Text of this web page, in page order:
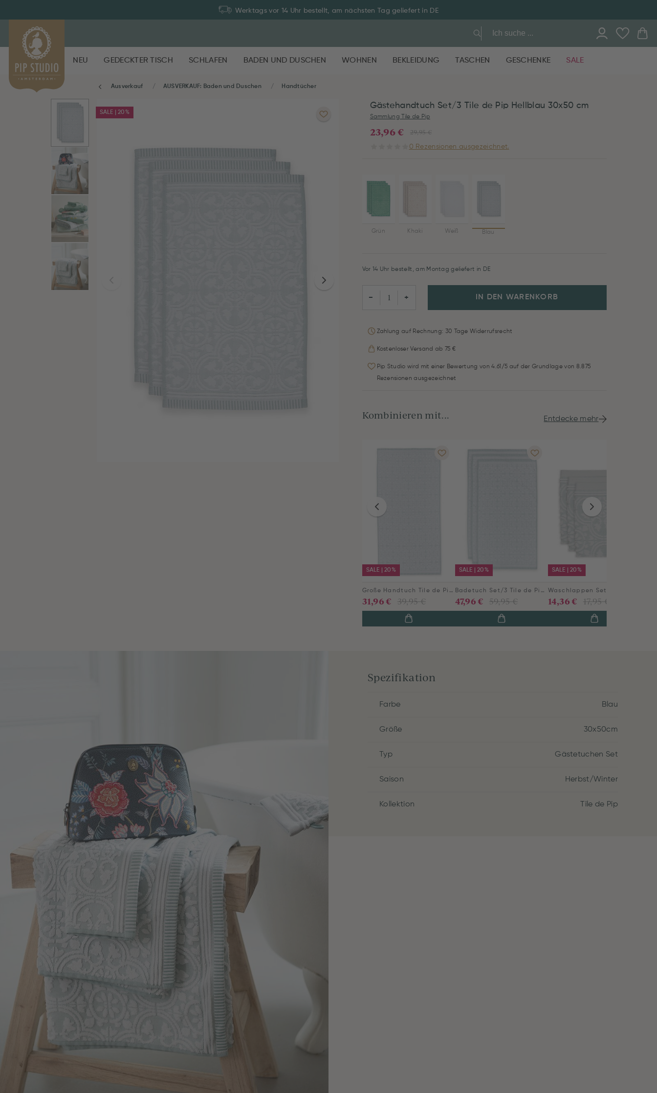
Werktags vor 14 Uhr bestellt, am nächsten Tag geliefert in DE
NEU GEDECKTER TISCH SCHLAFEN BADEN UND DUSCHEN WOHNEN BEKLEIDUNG TASCHEN GESCHENKE SALE
Ausverkauf AUSVERKAUF: Baden und Duschen Handtücher
SALE | 20%
Gästehandtuch Set/3 Tile de Pip Hellblau 30x50 cm
Sammlung Tile de Pip
29,95 €
23,96 €
0 Rezensionen ausgezeichnet.
Grün Khaki Weiß Blau
Vor 14 Uhr bestellt, am Montag geliefert in DE
− + IN DEN WARENKORB
Zahlung auf Rechnung: 30 Tage Widerrufsrecht
Kostenloser Versand ab 75 €
Pip Studio wird mit einer Bewertung von 4.61/5 auf der Grundlage von 8.875
Rezensionen ausgezeichnet
Kombinieren mit... Entdecke mehr
SALE | 20%
Große Handtuch Tile de Pip Hellblau 70x140 cm
39,95 €
31,96 €
SALE | 20%
Badetuch Set/3 Tile de Pip Hellblau 55x100 cm
59,95 €
47,96 €
SALE | 20%
17,95 €
14,36 €
Spezifikation
Farbe Blau
Größe 30x50cm
Typ Gästetuchen Set
Saison Herbst/Winter
Kollektion Tile de Pip